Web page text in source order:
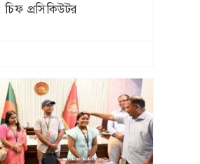
চিফ প্রসিকিউটর